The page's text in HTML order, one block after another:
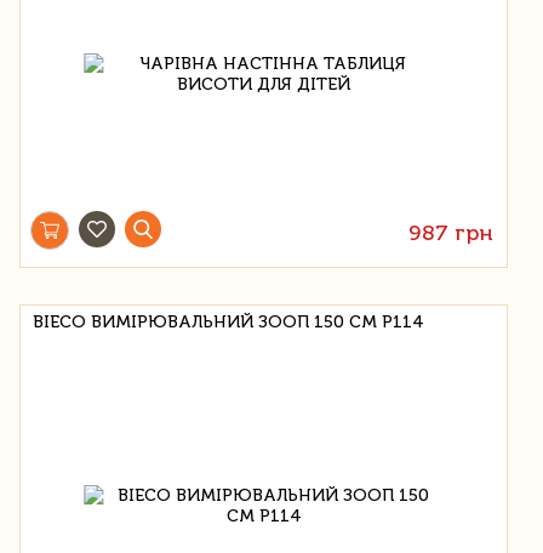
987 грн
BIECO ВИМІРЮВАЛЬНИЙ ЗООП 150 СМ P114